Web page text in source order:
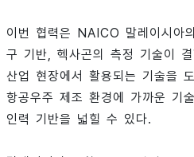
이번 협력은 NAICO 말레이시
구 기반, 헥사곤의 측정 기술이
산업 현장에서 활용되는 기술을
항공우주 제조 환경에 가까운 기
인력 기반을 넓힐 수 있다.